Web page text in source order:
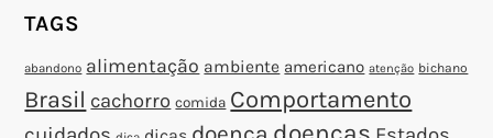
TAGS
abandono alimentação ambiente americano atenção bichano
Brasil cachorro comida Comportamento